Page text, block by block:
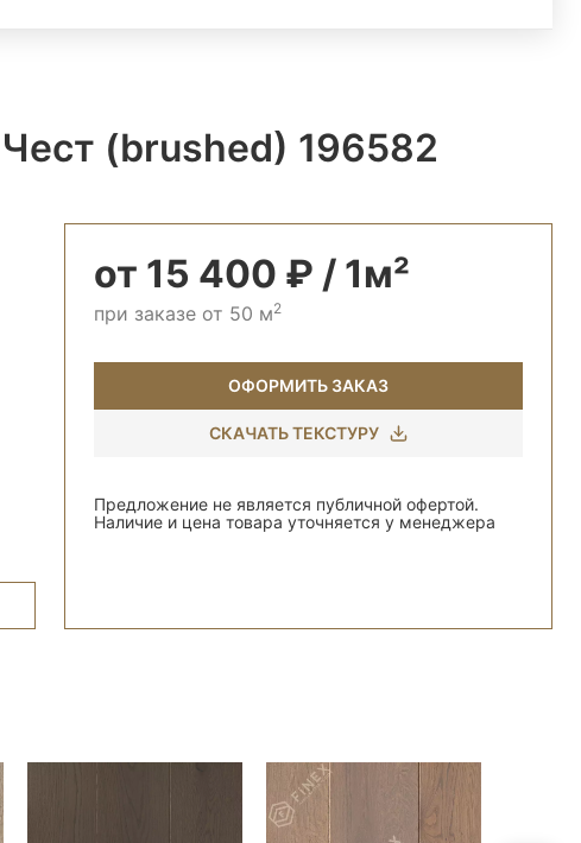
(brushed) 196582
от 15 400 ₽ / 1м²
при заказе от 50 м2
ОФОРМИТЬ ЗАКАЗ
СКАЧАТЬ ТЕКСТУРУ
Предложение не является публичной офертой.
Наличие и цена товара уточняется у менеджера